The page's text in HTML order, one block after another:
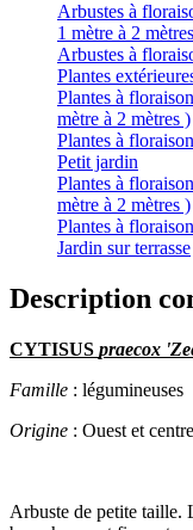
Arbustes à
1 mètre à 2
Arbustes à
Plantes
Plantes à
mètre à 2 mètres )
Plantes à
Petit jardin
Plantes à
mètre à 2 mètres )
Plantes à
Jardin sur terrasse
Description
CYTISUS praecox
Famille : légumineuses
Origine : Ouest et
Arbuste de petite taille.